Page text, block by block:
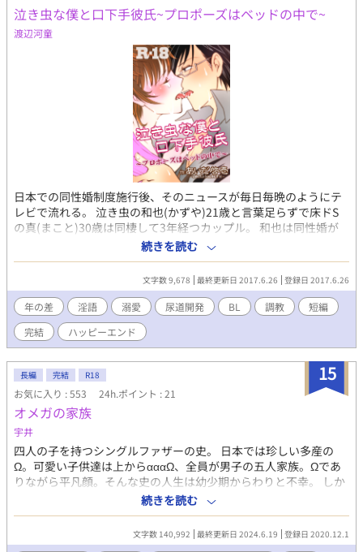
ーマン ヤン気味イカレド執着親友 ド依存エロ系
バンドマン 元男娼苦労人爽やか学生 忠実下僕系
鉄仮面社長 ■感情壊れ気味な歪みクズ主人公‪×‬主人公爆愛の健気
で一途で依存気味な男５人 ■最初：主人公（‪✕‬）←←←受け 最
後：主人公（→‪×∞）←←←受け ■相互溺愛ハッピーエンド
泣き虫な僕と口下手彼氏~プロポーズはベッドの中で~
渡辺河童
日本での同性婚制度施行後、そのニュースが毎日毎晩のようにテ
レビで流れる。 泣き虫の和也(かずや)21歳と言葉足らずで床ドS
の真(まこと)30歳は同棲して3年経つカップル。 和也は同性婚が
許されたと聞きすぐに「結婚できるならしたい！」と言ったが 本
当に入籍するかどうかなどあまり実感もないままに日取りだけ決
めた。 和也は入籍日を明日に控え、真の好きな料理を作って待っ
ていたが、帰宅した真には何か影があり「・・・本当にすまな
い」と謝られてしまい・・・ 二人が仲直りエッチをしてベッドで
愛を誓い合うまでのお話です。 fujossyに掲載したものですが、ア
ルファポリス用にエロシーンを大幅改稿しております。 ※R-18、
言葉責め、乳首責め、尿道責め、アナル責め、空イキ表現アリ。
※サブタイトルに「*」が付いているものにはBL表現が含まれま
す。 ※エロシーンだけを楽しみたい方→「03言葉責め、乳首責
め」「04尿道責め、空イキ、アナル責め」です。
続きを読む
文字数 9,678 最終更新日 2017.6.26 登録日 2017.6.26
年の差 淫語 溺愛 尿道開発 BL 調教
短編
完結
ハッピーエンド
15
長編 完結 R18
お気に入り : 553 24h.ポイント : 21
オメガの家族
宇井
四人の子を持つシングルファザーの史。 日本では珍しい多産の
Ω。可愛い子供達は上からαααΩ、全員が男子の五人家族。Ωであ
りながら平凡顔。そんな史の人生は幼少期からわりと不幸。 しか
し離婚後子供を抱えてどん底にいる時、史の周囲では変化が起こ
り始めていた。 泣き虫の史が自分の過去を振り返ります。 ※幼い
頃のネグレクト、性的虐待描写があります。基本一人称。三人称
部分あります。番外編は時系列がばらばらです。
続きを読む
文字数 140,992 最終更新日 2024.6.19 登録日 2020.12.1